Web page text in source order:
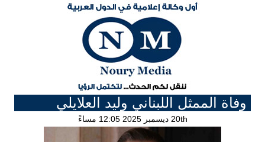
وفاة الممثل اللبناني وليد العلايلي
20th ديسمبر 2025 12:05 مساءً